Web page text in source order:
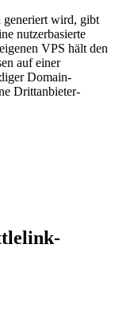
generiert wird, gibt
nutzerbasierte
VPS hält den
auf einer
Domain-
Drittanbieter-